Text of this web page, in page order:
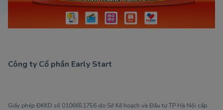
Công ty Cổ phần Early Start
Giấy phép ĐKKD số 0106651756 do Sở Kế hoạch và Đầu tư TP Hà Nội cấp